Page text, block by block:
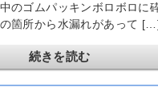
のゴムパッキンボロボロに
箇所から水漏れがあって
続きを読む